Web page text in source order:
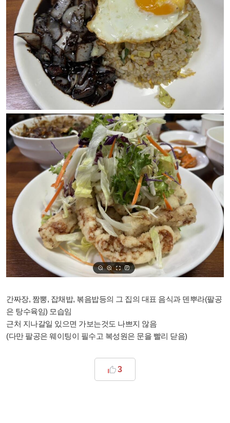
간짜장, 짬뽕, 잡채밥, 볶음밥등의 그 집의 대표 음식과 덴뿌라(팔공
은 탕수육임) 모습임
근처 지나갈일 있으면 가보는것도 나쁘지 않음
(다만 팔공은 웨이팅이 필수고 복성원은 문을 빨리 닫음)
3